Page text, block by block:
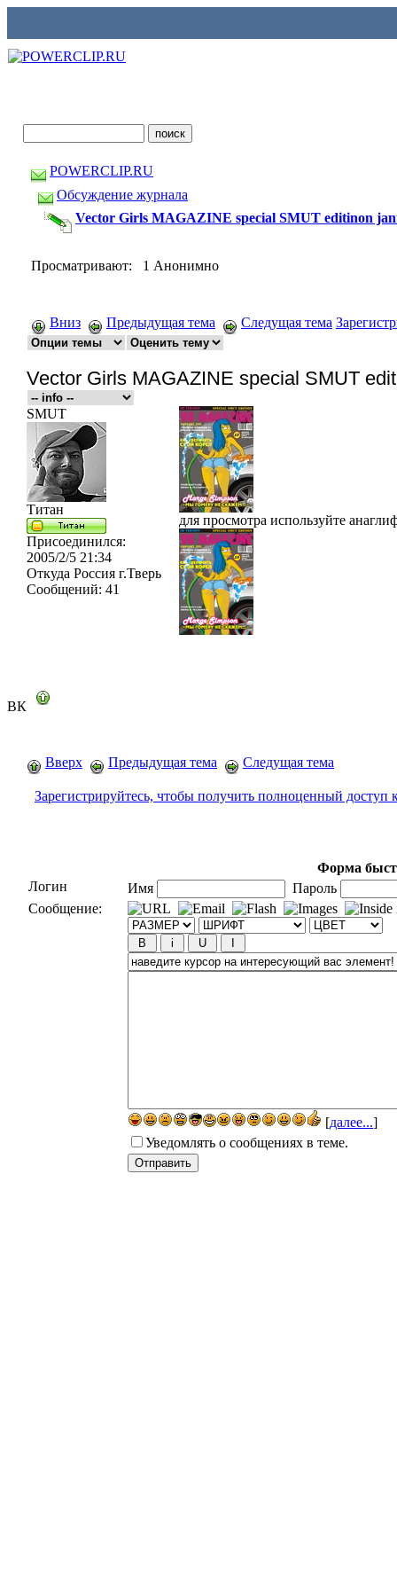
ВК
POWERCLIP.RU
Обсуждение журнала
Vector Girls MAGAZINE special SMUT editinon
Просматривают: 1 Анонимно
Вниз Предыдущая тема Следущая тема
Vector Girls MAGAZINE special SMUT
SMUT
Титан
Присоединился:
2005/2/5 21:34
Откуда Россия г.Тверь
Сообщений: 41
для просмотра используйте
Вверх Предыдущая тема Следущая тема
Зарегистрируйтесь, чтобы получить полноценный доступ
Форма
Логин
Имя
Пароль
Сообщение:
[далее...]
Уведомлять о сообщениях в теме.